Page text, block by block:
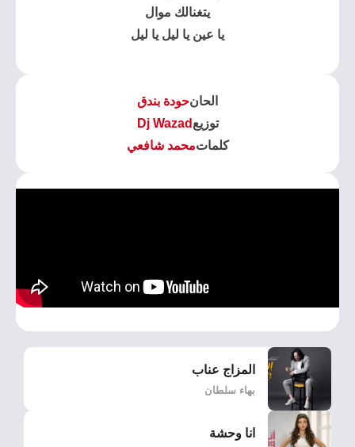
يتغنالك موال
يا عين يا ليل يا ليل
الحانحودة بندق
توزيع Dj Wazad
كلماتمحمد شافعي
المزاج عناب
بهاء سلطان
انا وحشة